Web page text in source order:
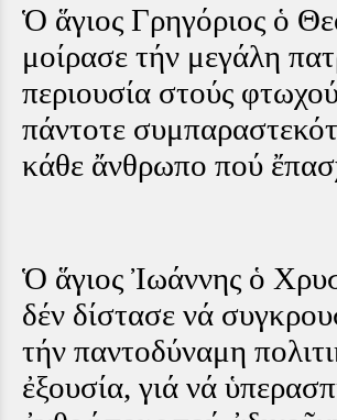
Ὁ ἅγιος Γρηγόριος ὁ
μοίρασε τήν μεγάλη
περιουσία στούς
πάντοτε
κάθε ἄνθρωπο πού
Ὁ ἅγιος Ἰωάννης ὁ
δέν δίστασε νά
τήν παντοδύναμη
ἐξουσία, γιά νά